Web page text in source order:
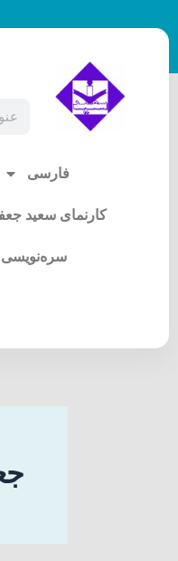
به
فارسی
کارنمای سعید
سره‌نویسی